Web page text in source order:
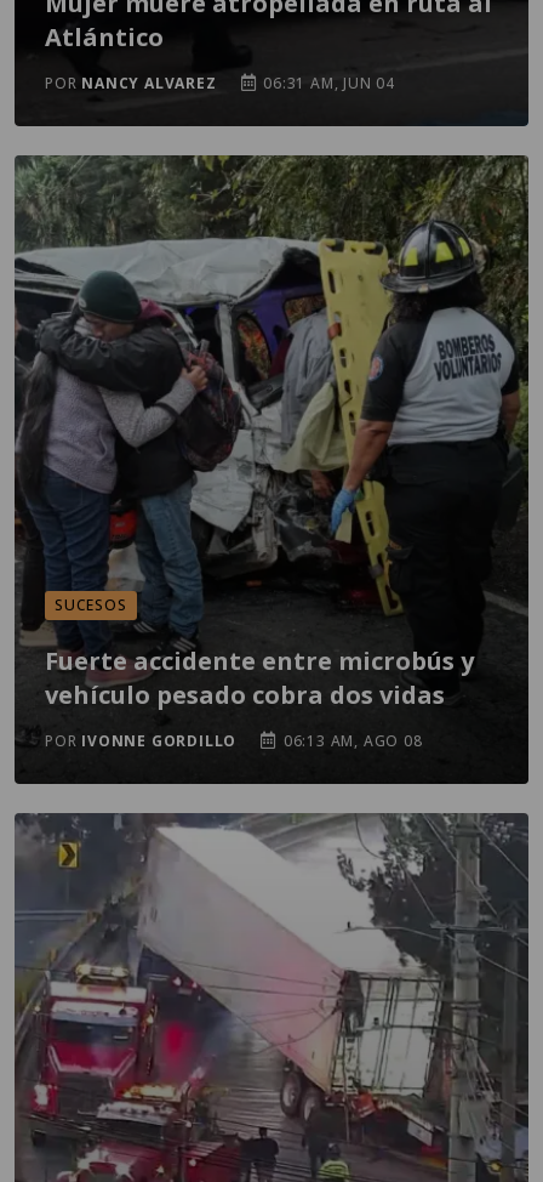
Atlántico
POR NANCY ALVAREZ 06:31 AM, JUN 04
SUCESOS
Fuerte accidente entre microbús y
vehículo pesado cobra dos vidas
POR IVONNE GORDILLO 06:13 AM, AGO 08